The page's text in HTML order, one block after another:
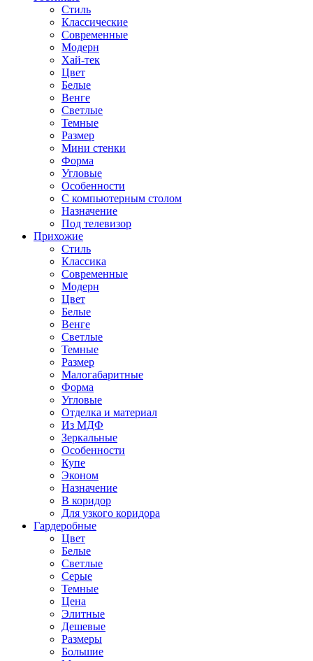
Стиль
Классические
Современные
Модерн
Хай-тек
Цвет
Белые
Венге
Светлые
Темные
Размер
Мини стенки
Форма
Угловые
Особенности
С компьютерным столом
Назначение
Под телевизор
Прихожие
Стиль
Классика
Современные
Модерн
Цвет
Белые
Венге
Светлые
Темные
Размер
Малогабаритные
Форма
Угловые
Отделка и материал
Из МДФ
Зеркальные
Особенности
Купе
Эконом
Назначение
В коридор
Для узкого коридора
Гардеробные
Цвет
Белые
Светлые
Серые
Темные
Цена
Элитные
Дешевые
Размеры
Большие